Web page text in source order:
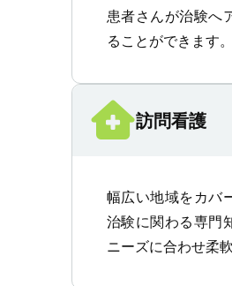
患者さんが治験へ
ることができます。
訪問看護
幅広い地域をカバ
治験に関わる専門
ニーズに合わせ柔